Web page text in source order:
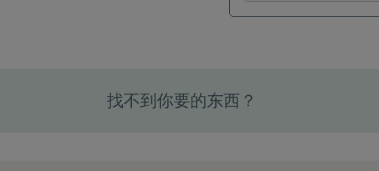
找不到你要的东西？